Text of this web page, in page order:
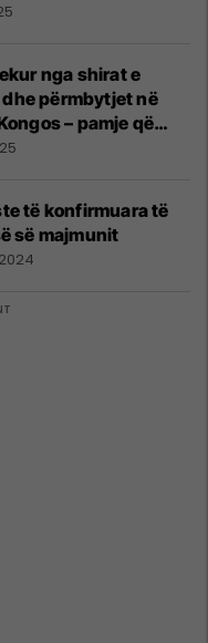
nga shirat e
përmbytjet në
– pamje që
e rëndë atje
të konfirmuara të
së majmunit